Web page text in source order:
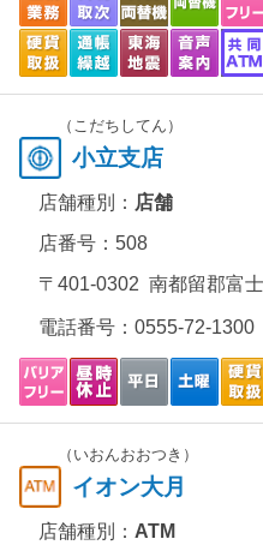
（こだちしてん）
小立支店
店舗種別： 店舗
店番号：508
〒401-0302 南都留郡富
電話番号： 0555-72-1300
（いおんおおつき）
イオン大月
店舗種別： ATM